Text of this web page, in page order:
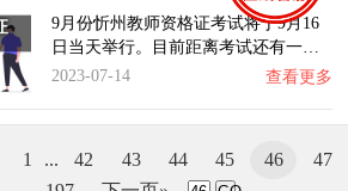
9月份忻州教师资格证考试将于9月16
日当天举行。目前距离考试还有一…
2023-07-14
查看更多
1 ... 42 43 44 45 46
47